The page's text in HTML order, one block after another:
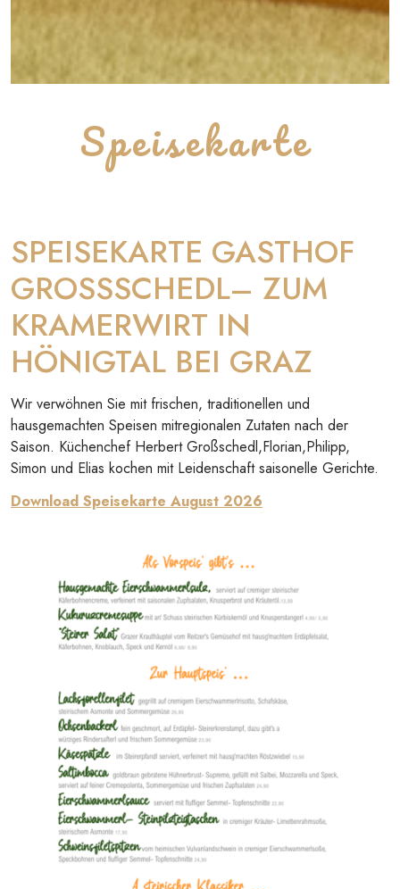
Speisekarte
SPEISEKARTE GASTHOF
GROSSSCHEDL– ZUM
KRAMERWIRT IN
HÖNIGTAL BEI GRAZ
Wir verwöhnen Sie mit frischen, traditionellen und
hausgemachten Speisen mitregionalen Zutaten nach der
Saison. Küchenchef Herbert Großschedl,Florian,Philipp,
Simon und Elias kochen mit Leidenschaft saisonelle Gerichte.
Download Speisekarte August 2026